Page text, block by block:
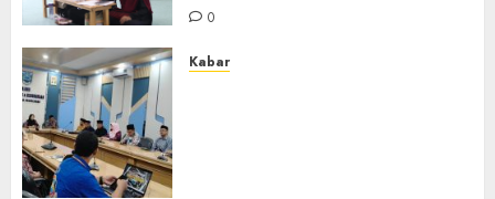
0
Kabar